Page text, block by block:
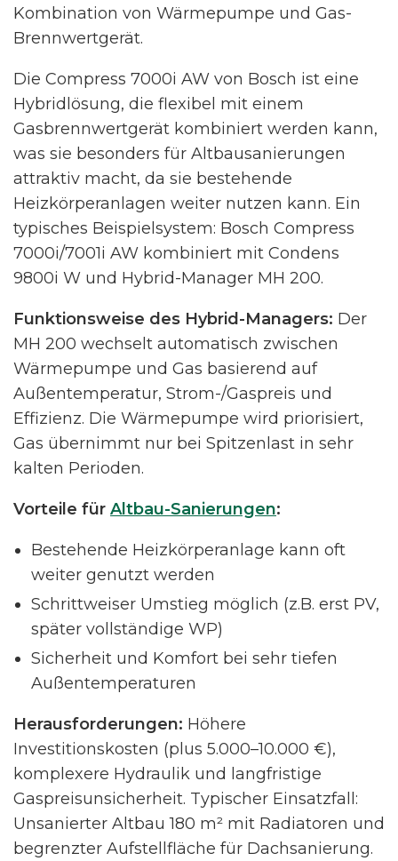
Kombination von Wärmepumpe und Gas-
Brennwertgerät.
Die Compress 7000i AW von Bosch ist eine
Hybridlösung, die flexibel mit einem
Gasbrennwertgerät kombiniert werden kann,
was sie besonders für Altbausanierungen
attraktiv macht, da sie bestehende
Heizkörperanlagen weiter nutzen kann. Ein
typisches Beispielsystem: Bosch Compress
7000i/7001i AW kombiniert mit Condens
9800i W und Hybrid-Manager MH 200.
Funktionsweise des Hybrid-Managers: Der
MH 200 wechselt automatisch zwischen
Wärmepumpe und Gas basierend auf
Außentemperatur, Strom-/Gaspreis und
Effizienz. Die Wärmepumpe wird priorisiert,
Gas übernimmt nur bei Spitzenlast in sehr
kalten Perioden.
Vorteile für Altbau-Sanierungen:
Bestehende Heizkörperanlage kann oft
weiter genutzt werden
Schrittweiser Umstieg möglich (z.B. erst PV,
später vollständige WP)
Sicherheit und Komfort bei sehr tiefen
Außentemperaturen
Herausforderungen: Höhere
Investitionskosten (plus 5.000–10.000 €),
komplexere Hydraulik und langfristige
Gaspreisunsicherheit. Typischer Einsatzfall:
Unsanierter Altbau 180 m² mit Radiatoren und
begrenzter Aufstellfläche für Dachsanierung.